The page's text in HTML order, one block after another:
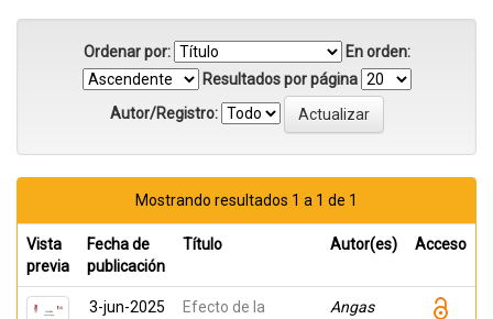
Ordenar por:
En orden:
Resultados por página
Autor/Registro:
Mostrando resultados 1 a 1 de 1
Vista
previa
Fecha de
publicación
Título Autor(es) Acceso
3-jun-2025
Efecto de la
Angas